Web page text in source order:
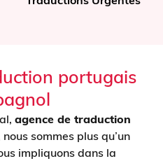
documents
portugais
agence de traduction
nous sommes plus qu’un
impliquons dans la